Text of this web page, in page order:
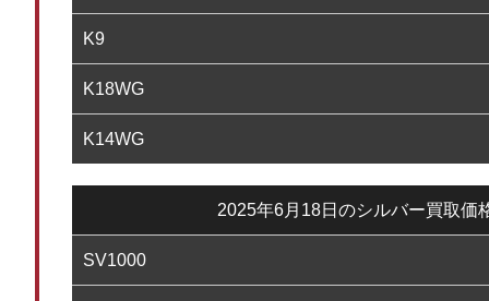
K9
K18WG
K14WG
2025年6月18日のシルバー買取価
SV1000